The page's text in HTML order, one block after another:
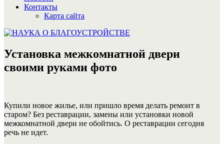
Контакты
Карта сайта
Установка межкомнатной двери
своими руками фото
Купили новое жилье, или пришло время делать ремонт в
старом? Без реставрации, замены или установки новой
межкомнатной двери не обойтись. О реставрации сегодня
речь не идет.